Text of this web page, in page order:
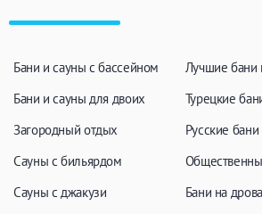
Бани и сауны с бассейном
Бани и сауны для двоих
Загородный отдых
Сауны с бильярдом
Сауны с джакузи
Лучшие бани
Турецкие
Русские бани
Бани на